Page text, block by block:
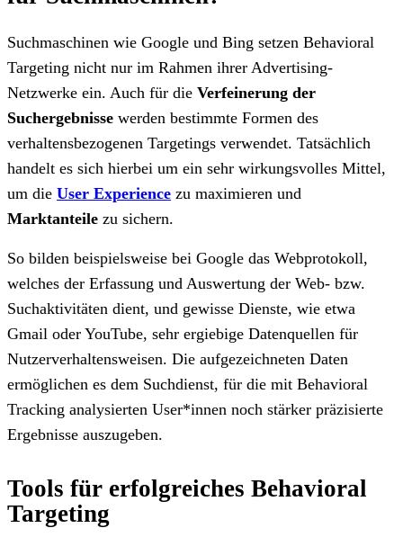
Suchmaschinen wie Google und Bing setzen Behavioral
Targeting nicht nur im Rahmen ihrer Advertising-
Netzwerke ein. Auch für die Verfeinerung der
Suchergebnisse werden bestimmte Formen des
verhaltensbezogenen Targetings verwendet. Tatsächlich
handelt es sich hierbei um ein sehr wirkungsvolles Mittel,
um die User Experience zu maximieren und
Marktanteile zu sichern.
So bilden beispielsweise bei Google das Webprotokoll,
welches der Erfassung und Auswertung der Web- bzw.
Suchaktivitäten dient, und gewisse Dienste, wie etwa
Gmail oder YouTube, sehr ergiebige Datenquellen für
Nutzerverhaltensweisen. Die aufgezeichneten Daten
ermöglichen es dem Suchdienst, für die mit Behavioral
Tracking analysierten User*innen noch stärker präzisierte
Ergebnisse auszugeben.
Tools für erfolgreiches Behavioral
Targeting